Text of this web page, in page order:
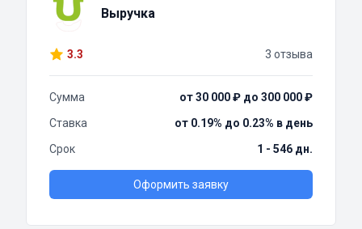
Выручка
3.3 3 отзыва
Сумма
от 30 000 ₽ до 300 000 ₽
Ставка
от 0.19% до 0.23% в день
Срок
1 - 546 дн.
Оформить заявку